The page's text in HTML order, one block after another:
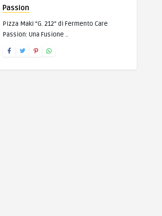
Passion
Pizza Maki “G. 212” di Fermento Care
Passion: Una Fusione ..